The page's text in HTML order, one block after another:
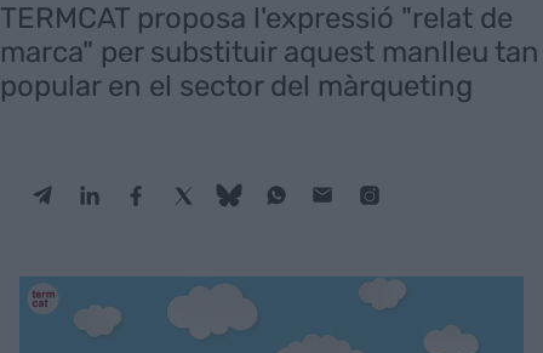
TERMCAT proposa l'expressió "relat de
marca" per substituir aquest manlleu tan
popular en el sector del màrqueting